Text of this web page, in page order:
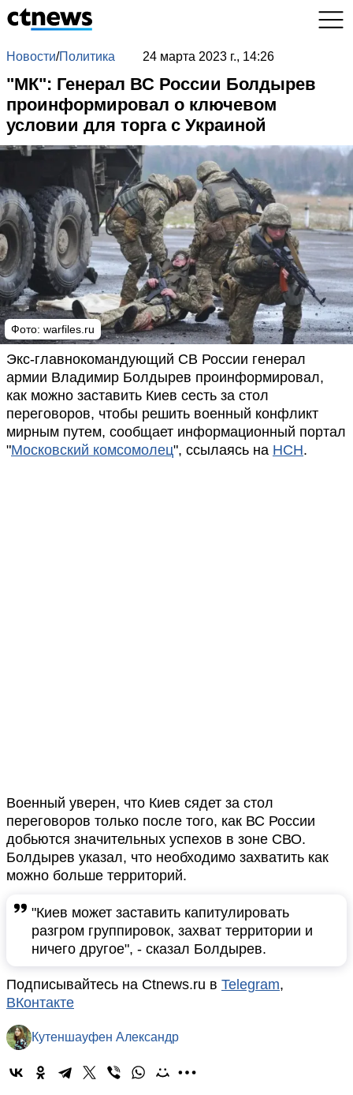
Новости/Политика 24 марта 2023 г., 14:26
"МК": Генерал ВС России Болдырев
проинформировал о ключевом
условии для торга с Украиной
Фото: warfiles.ru
Экс-главнокомандующий СВ России генерал
армии Владимир Болдырев проинформировал,
как можно заставить Киев сесть за стол
переговоров, чтобы решить военный конфликт
мирным путем, сообщает информационный портал
"Московский комсомолец", ссылаясь на НСН.
Военный уверен, что Киев сядет за стол
переговоров только после того, как ВС России
добьются значительных успехов в зоне СВО.
Болдырев указал, что необходимо захватить как
можно больше территорий.
"Киев может заставить капитулировать
разгром группировок, захват территории и
ничего другое", - сказал Болдырев.
Подписывайтесь на Ctnews.ru в Telegram,
ВКонтакте
Кутеншауфен Александр